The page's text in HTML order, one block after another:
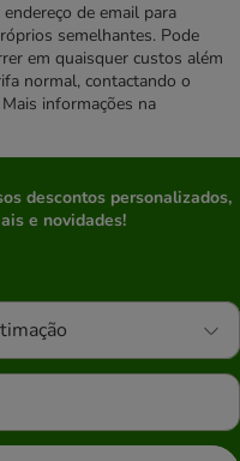
de email para
semelhantes. Pode
em quaisquer custos além
normal, contactando o
informações na
descontos personalizados,
e novidades!